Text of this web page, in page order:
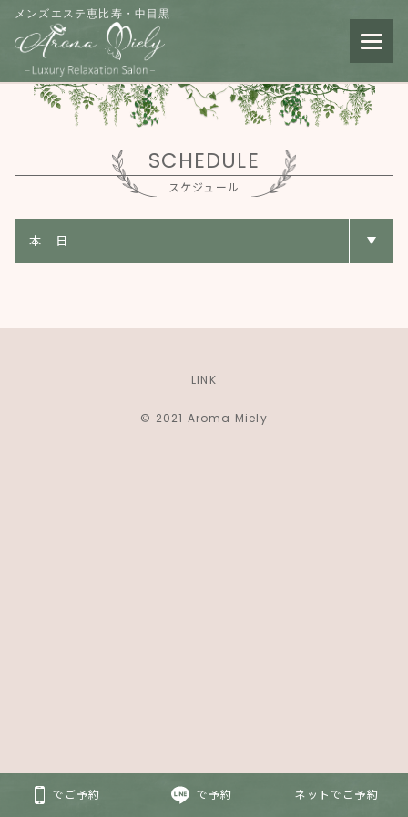
メンズエステ恵比寿・中目黒
SCHEDULE
スケジュール
LINK
© 2021 Aroma Miely
でご予約 で予約 ネットでご予約